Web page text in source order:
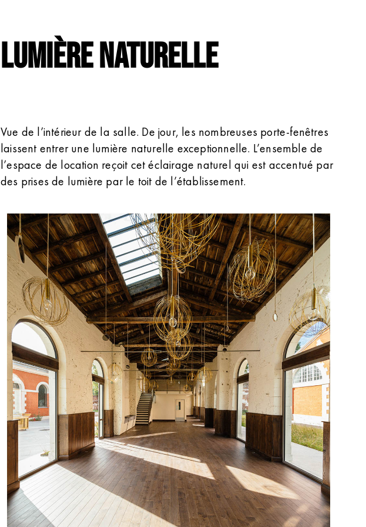
Lumière naturelle
Vue de l’intérieur de la salle. De jour, les nombreuses porte-fenêtres
laissent entrer une lumière naturelle exceptionnelle. L’ensemble de
l’espace de location reçoit cet éclairage naturel qui est accentué par
des prises de lumière par le toit de l’établissement.